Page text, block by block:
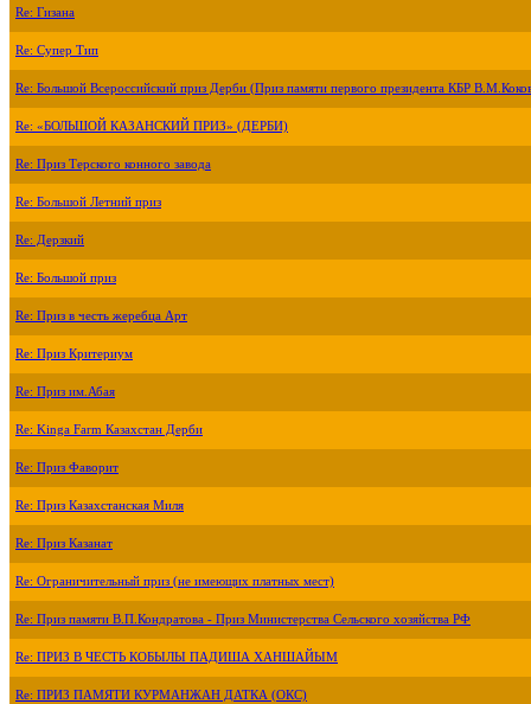
Re: Гизана
Re: Супер Тип
Re: Большой Всероссийский приз Дерби (Приз памяти первого президента КБР
Re: «БОЛЬШОЙ КАЗАНСКИЙ ПРИЗ» (ДЕРБИ)
Re: Приз Терского конного завода
Re: Большой Летний приз
Re: Дерзкий
Re: Большой приз
Re: Приз в честь жеребца Арт
Re: Приз Критериум
Re: Приз им.Абая
Re: Kinga Farm Казахстан Дерби
Re: Приз Фаворит
Re: Приз Казахстанская Миля
Re: Приз Казанат
Re: Ограничительный приз (не имеющих платных мест)
Re: Приз памяти В.П.Кондратова - Приз Министерства Сельского хозяйства РФ
Re: ПРИЗ В ЧЕСТЬ КОБЫЛЫ ПАДИША ХАНШАЙЫМ
Re: ПРИЗ ПАМЯТИ КУРМАНЖАН ДАТКА (ОКС)